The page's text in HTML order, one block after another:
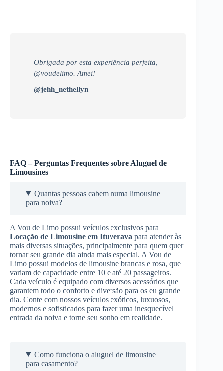
Obrigada por esta experiência perfeita,
@voudelimo. Amei!
@jehh_nethellyn
FAQ – Perguntas Frequentes sobre Aluguel de
Limousines
Quantas pessoas cabem numa limousine
para noiva?
A Vou de Limo possui veículos exclusivos para
Locação de Limousine em Ituverava para atender às
mais diversas situações, principalmente para quem quer
tornar seu grande dia ainda mais especial. A Vou de
Limo possui modelos de limousine brancas e rosa, que
variam de capacidade entre 10 e até 20 passageiros.
Cada veículo é equipado com diversos acessórios que
garantem todo o conforto e diversão para os eu grande
dia. Conte com nossos veículos exóticos, luxuosos,
modernos e sofisticados para fazer uma inesquecível
entrada da noiva e torne seu sonho em realidade.
Como funciona o aluguel de limousine
para casamento?